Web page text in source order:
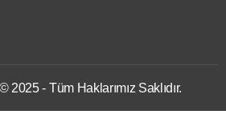
2025 - Tüm Haklarımız Saklıdır.